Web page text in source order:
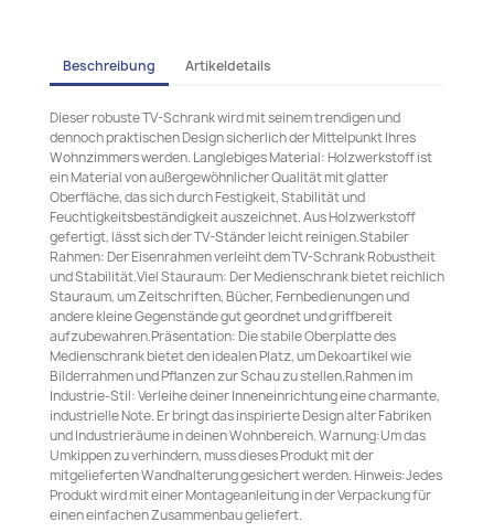
Beschreibung Artikeldetails
Dieser robuste TV-Schrank wird mit seinem trendigen und
dennoch praktischen Design sicherlich der Mittelpunkt Ihres
Wohnzimmers werden. Langlebiges Material: Holzwerkstoff ist
ein Material von außergewöhnlicher Qualität mit glatter
Oberfläche, das sich durch Festigkeit, Stabilität und
Feuchtigkeitsbeständigkeit auszeichnet. Aus Holzwerkstoff
gefertigt, lässt sich der TV-Ständer leicht reinigen.Stabiler
Rahmen: Der Eisenrahmen verleiht dem TV-Schrank Robustheit
und Stabilität.Viel Stauraum: Der Medienschrank bietet reichlich
Stauraum, um Zeitschriften, Bücher, Fernbedienungen und
andere kleine Gegenstände gut geordnet und griffbereit
aufzubewahren.Präsentation: Die stabile Oberplatte des
Medienschrank bietet den idealen Platz, um Dekoartikel wie
Bilderrahmen und Pflanzen zur Schau zu stellen.Rahmen im
Industrie-Stil: Verleihe deiner Inneneinrichtung eine charmante,
industrielle Note. Er bringt das inspirierte Design alter Fabriken
und Industrieräume in deinen Wohnbereich. Warnung:Um das
Umkippen zu verhindern, muss dieses Produkt mit der
mitgelieferten Wandhalterung gesichert werden. Hinweis:Jedes
Produkt wird mit einer Montageanleitung in der Verpackung für
einen einfachen Zusammenbau geliefert.